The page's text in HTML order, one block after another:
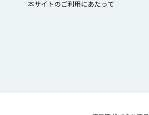
本サイトのご利用にあたって